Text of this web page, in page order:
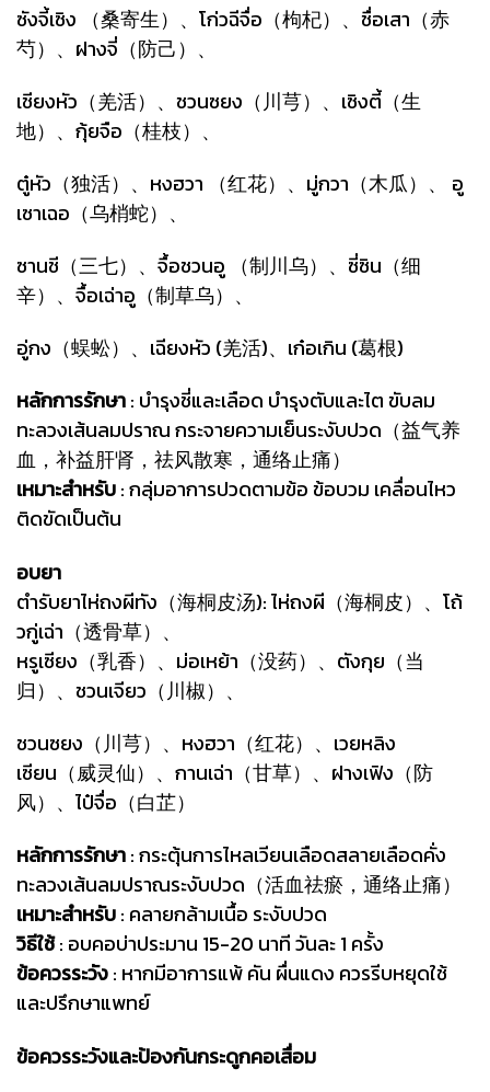
ซังจี้เซิง （桑寄生）、โก่วฉีจื่อ（枸杞）、ชื่อเสา（赤
芍）、ฝางจี่（防己）、
เชียงหัว（羌活）、ชวนซยง（川芎）、เซิงตี้（生
地）、กุ้ยจือ（桂枝）、
ตู๋หัว（独活）、หงฮวา （红花）、มู่กวา（木瓜）、 อู
เซาเฉอ（乌梢蛇）、
ซานชี（三七）、จื้อชวนอู （制川乌）、ซี่ซิน（细
辛）、จื้อเฉ่าอู（制草乌）、
อู่กง（蜈蚣）、เฉียงหัว (羌活)、เก๋อเกิน (葛根)
หลักการรักษา: บำรุงชี่และเลือด บำรุงตับและไต ขับลม
ทะลวงเส้นลมปราณ กระจายความเย็นระงับปวด（益气养
血，补益肝肾，祛风散寒，通络止痛）
เหมาะสำหรับ: กลุ่มอาการปวดตามข้อ ข้อบวม เคลื่อนไหว
ติดขัดเป็นต้น
อบยา
ตำรับยาไห่ถงผีทัง（海桐皮汤): ไห่ถงผี（海桐皮）、โถ้
วกู่เฉ่า（透骨草）、
หรูเซียง（乳香）、ม่อเหย้า（没药）、ตังกุย（当
归）、ชวนเจียว（川椒）、
ชวนซยง（川芎）、หงฮวา（红花）、เวยหลิง
เซียน（威灵仙）、กานเฉ่า（甘草）、ฝางเฟิง（防
风）、ไป๋จื่อ（白芷）
หลักการรักษา: กระตุ้นการไหลเวียนเลือดสลายเลือดคั่ง
ทะลวงเส้นลมปราณระงับปวด（活血祛瘀，通络止痛）
เหมาะสำหรับ: คลายกล้ามเนื้อ ระงับปวด
วิธีใช้: อบคอบ่าประมาน 15-20 นาที วันละ 1 ครั้ง
ข้อควรระวัง: หากมีอาการแพ้ คัน ผื่นแดง ควรรีบหยุดใช้
และปรึกษาแพทย์
ข้อควรระวังและป้องกันกระดูกคอเสื่อม